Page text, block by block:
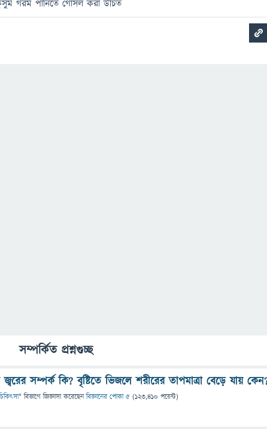
গরম পানিতে গোসল করা উচিত
সম্পর্কিত প্রশ্নগুচ্ছ
জ্বরের সম্পর্ক কি? বৃষ্টিতে ভিজলে শরীরের তাপমাত্রা বেড়ে যায়
" বিভাগে জিজ্ঞাসাকরেছেনবিজ্ঞানের পোকা ৫ (123,410 পয়েন্ট)